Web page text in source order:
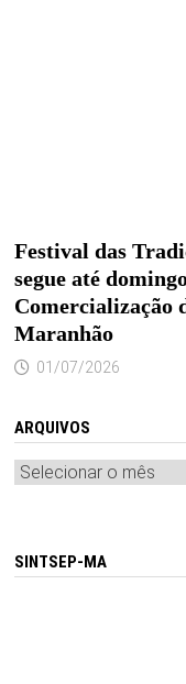
Festival das
segue até
Comercialização
Maranhão
01/07/2026
ARQUIVOS
Arquivos
SINTSEP-MA